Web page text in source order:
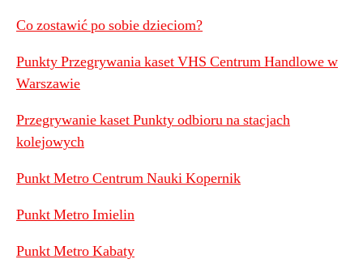
Co zostawić po sobie dzieciom?
Punkty Przegrywania kaset VHS Centrum Handlowe w
Warszawie
Przegrywanie kaset Punkty odbioru na stacjach
kolejowych
Punkt Metro Centrum Nauki Kopernik
Punkt Metro Imielin
Punkt Metro Kabaty